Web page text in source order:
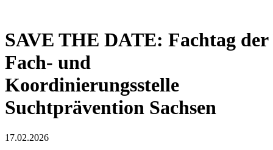
SAVE THE DATE: Fachtag der
Fach- und
Koordinierungsstelle
Suchtprävention Sachsen
17.02.2026